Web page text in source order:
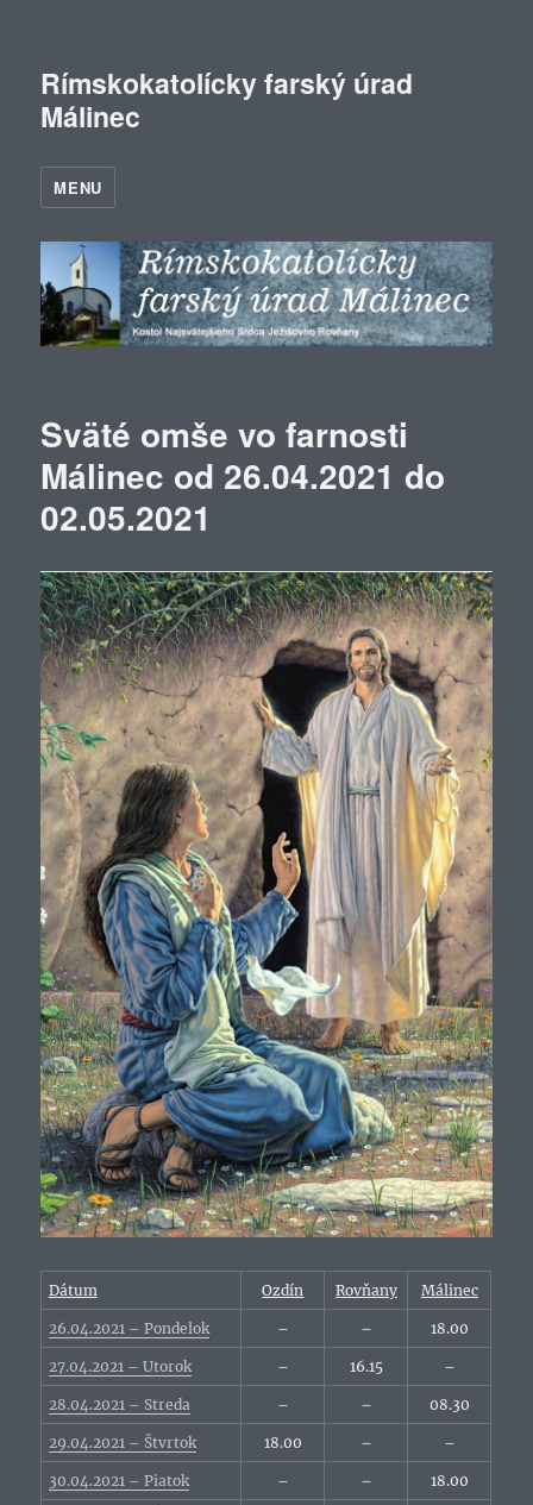
Rímskokatolícky farský úrad
Málinec
MENU
Sväté omše vo farnosti
Málinec od 26.04.2021 do
02.05.2021
Dátum Ozdín Rovňany Málinec
26.04.2021 – Pondelok – – 18.00
27.04.2021 – Utorok – 16.15 –
28.04.2021 – Streda – – 08.30
29.04.2021 – Štvrtok 18.00 – –
30.04.2021 – Piatok – – 18.00